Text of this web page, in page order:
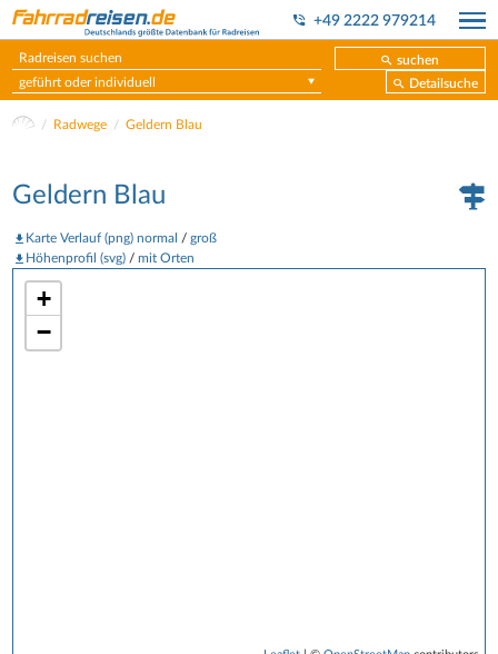
+49 2222 979214
suchen
geführt oder individuell
Detailsuche
Radwege Geldern Blau
+
−
Geldern Blau
Karte Verlauf (png) normal /groß
Höhenprofil (svg) /mit Orten